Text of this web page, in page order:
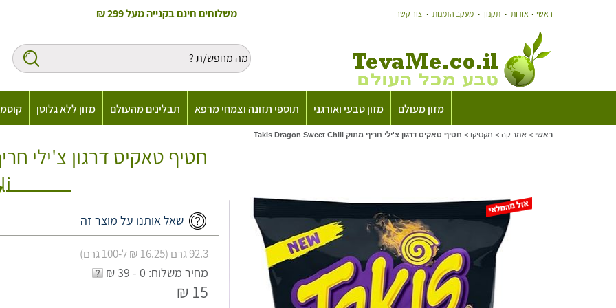
ראשי אודות תקנון מעקב הזמנות צור קשר משלוחים חינם בקנייה מעל 299 ₪
מזון מעולם מזון טבעי ואורגני תוספי תזונה וצמחי מרפא תבלינים מהעולם מזון ללא גלוטן
ראשי > אמריקה > מקסיקו > חטיף טאקיס דרגון צ'ילי חריף מתוק Takis Dragon Sweet Chili
שאל אותנו על מוצר זה
92.3 גרם (16.25 ₪ ל-100 גרם)
מחיר משלוח: 0 - 39 ₪
15 ₪